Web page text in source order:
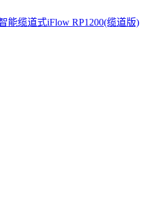
能缆道式iFlow RP1200(缆道版)